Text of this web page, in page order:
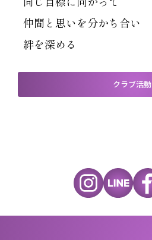
仲間と思いを分かち合い
絆を深める
クラブ活動